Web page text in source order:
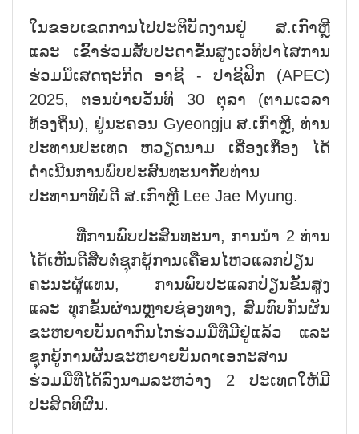
ໃນຂອບເຂດການໄປປະຕິບັດງານຢູ່ ສ.ເກົາຫຼີ
ແລະ ເຂົ້າຮ່ວມສັບປະດາຂັ້ນສູງເວທີປາໄສການ
ຮ່ວມມືເສດຖະກິດ ອາຊີ - ປາຊີຟິກ (APEC)
2025, ຕອນບ່າຍວັນທີ 30 ຕຸລາ (ຕາມເວລາ
ທ້ອງຖິ່ນ), ຢູ່ນະຄອນ Gyeongju ສ.ເກົາຫຼີ, ທ່ານ
ປະທານປະເທດ ຫວຽດນາມ ເລືອງເກື່ອງ ໄດ້
ດຳເນີນການພົບປະສົນທະນາກັບທ່ານ
ປະທານາທິບໍດີ ສ.ເກົາຫຼີ Lee Jae Myung.
ທີ່ການພົບປະສົນທະນາ, ການນຳ 2 ທ່ານ
ໄດ້ເຫັນດີສືບຕໍໍ່ຊຸກຍູ້ການເຄື່ອນໄຫວແລກປ່ຽນ
ຄະນະຜູ້ແທນ, ການພົບປະແລກປ່ຽນຂັ້ນສູງ
ແລະ ທຸກຂັ້ນຜ່ານຫຼາຍຊ່ອງທາງ, ສົມທົບກັນຜັນ
ຂະຫຍາຍບັນດາກົນໄກຮ່ວມມືທີ່ມີຢູ່ແລ້ວ ແລະ
ຊຸກຍູ້ການຜັນຂະຫຍາຍບັນດາເອກະສານ
ຮ່ວມມືທີ່ໄດ້ລົງນາມລະຫວ່າງ 2 ປະເທດໃຫ້ມີ
ປະສິດທິຜົນ.